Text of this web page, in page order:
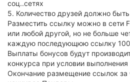
соц..сетях
5. Количество друзей должно
Разместить ссылку можно в сети
или любой другой, но не больше
каждую последующюю ссылку 100
Выплаты бонусов будут
конкурса при условии выполнения
Окончание размещение ссылок за